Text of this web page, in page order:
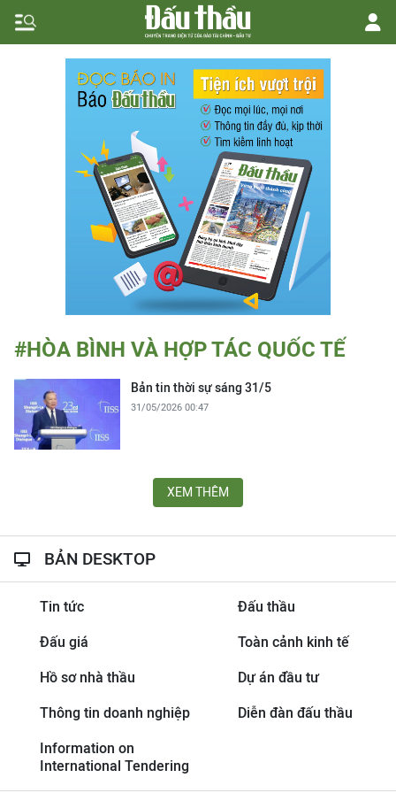
#HÒA BÌNH VÀ HỢP TÁC QUỐC TẾ
Bản tin thời sự sáng 31/5
31/05/2026 00:47
XEM THÊM
BẢN DESKTOP
Tin tức Đấu thầu
Đấu giá Toàn cảnh kinh tế
Hồ sơ nhà thầu Dự án đầu tư
Thông tin doanh nghiệp Diễn đàn đấu thầu
Information on
International Tendering